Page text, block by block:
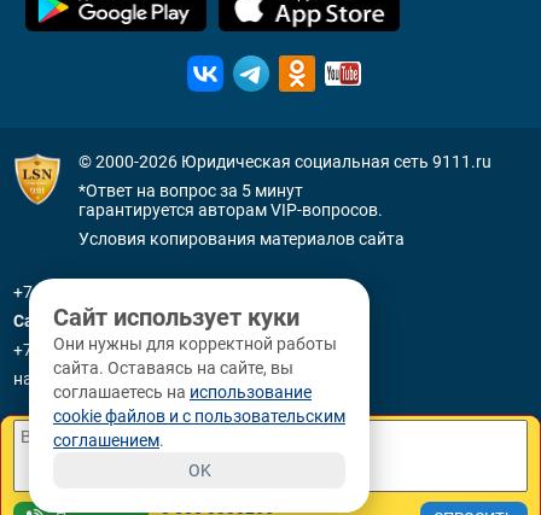
© 2000-2026 Юридическая социальная сеть 9111.ru
*Ответ на вопрос за 5 минут
гарантируется авторам VIP-вопросов.
Условия копирования материалов сайта
+7 (800) 505-91-11
Санкт-Петербург
+7 (812) 336-92-64
наб. р. Фонтанки, д. 59
Коллективные
Сайт использует куки
Они нужны для корректной работы
сайта. Оставаясь на сайте, вы
соглашаетесь на использование
cookie файлов и с пользовательским
соглашением.
OK